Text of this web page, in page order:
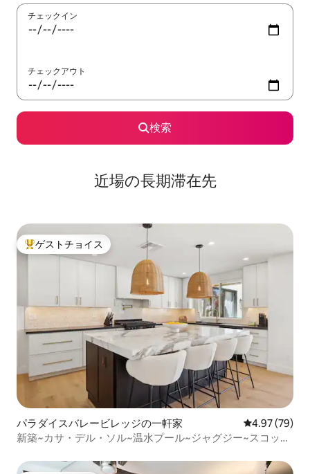
チェックイン
チェックアウト
検索
近場の長期滞在先
大好評のゲストチョイスです。
ゲストチョイス
パラダイスバレービレッジの一軒家 レビュー79
4.97 (79)
新築~カサ・デル・ソル~温水プール~ジャグジー~スコッツ